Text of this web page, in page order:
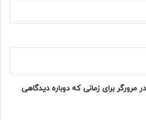
مرورگر برای زمانی که دوباره دیدگاهی